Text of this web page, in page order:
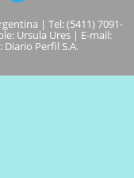
| Tel: (5411) 7091-
Ursula Ures | E-mail:
Perfil S.A.